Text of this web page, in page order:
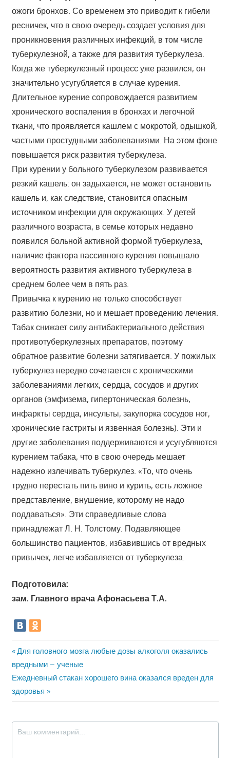
ожоги бронхов. Со временем это приводит к гибели
ресничек, что в свою очередь создает условия для
проникновения различных инфекций, в том числе
туберкулезной, а также для развития туберкулеза.
Когда же туберкулезный процесс уже развился, он
значительно усугубляется в случае курения.
Длительное курение сопровождается развитием
хронического воспаления в бронхах и легочной
ткани, что проявляется кашлем с мокротой, одышкой,
частыми простудными заболеваниями. На этом фоне
повышается риск развития туберкулеза.
При курении у больного туберкулезом развивается
резкий кашель: он задыхается, не может остановить
кашель и, как следствие, становится опасным
источником инфекции для окружающих. У детей
различного возраста, в семье которых недавно
появился больной активной формой туберкулеза,
наличие фактора пассивного курения повышало
вероятность развития активного туберкулеза в
среднем более чем в пять раз.
Привычка к курению не только способствует
развитию болезни, но и мешает проведению лечения.
Табак снижает силу антибактериального действия
противотуберкулезных препаратов, поэтому
обратное развитие болезни затягивается. У пожилых
туберкулез нередко сочетается с хроническими
заболеваниями легких, сердца, сосудов и других
органов (эмфизема, гипертоническая болезнь,
инфаркты сердца, инсульты, закупорка сосудов ног,
хронические гастриты и язвенная болезнь). Эти и
другие заболевания поддерживаются и усугубляются
курением табака, что в свою очередь мешает
надежно излечивать туберкулез. «То, что очень
трудно перестать пить вино и курить, есть ложное
представление, внушение, которому не надо
поддаваться». Эти справедливые слова
принадлежат Л. Н. Толстому. Подавляющее
большинство пациентов, избавившись от вредных
привычек, легче избавляется от туберкулеза.
Подготовила:
зам. Главного врача Афонасьева Т.А.
Навигация
по
записям
Предыдущая
запись:
Для головного мозга любые дозы алкоголя оказались
вредными – ученые
Следующая
запись:
Ежедневный стакан хорошего вина оказался вреден для
здоровья